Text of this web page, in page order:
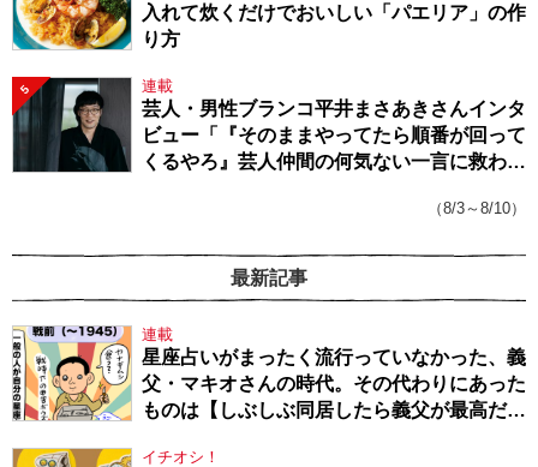
入れて炊くだけでおいしい「パエリア」の作
り方
5 連載
芸人・男性ブランコ平井まさあきさんインタ
ビュー「『そのままやってたら順番が回って
くるやろ』芸人仲間の何気ない一言に救われ
（8/3～8/10）
最新記事
連載
星座占いがまったく流行っていなかった、義
父・マキオさんの時代。その代わりにあった
ものは【しぶしぶ同居したら義父が最高だっ
イチオシ！